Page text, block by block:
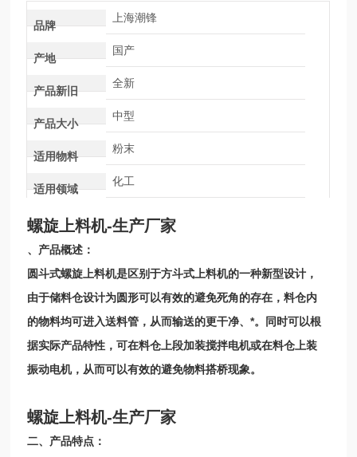
品牌
上海潮锋
产地
国产
产品新旧
全新
产品大小
中型
适用物料
粉末
适用领域
化工
螺旋上料机-生产厂家
、产品概述：
圆斗式螺旋上料机是区别于方斗式上料机的一种新型设计，
由于储料仓设计为圆形可以有效的避免死角的存在，料仓内
的物料均可进入送料管，从而输送的更干净、*。同时可以根
据实际产品特性，可在料仓上段加装搅拌电机或在料仓上装
振动电机，从而可以有效的避免物料搭桥现象。
螺旋上料机-生产厂家
二、产品特点：